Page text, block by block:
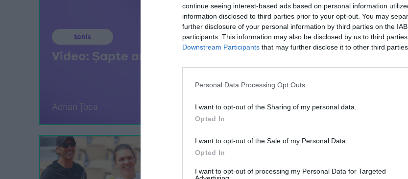
continue seeing interest-based ads based on personal information
information disclosed to third parties prior to your opt-out. You may
further disclosure of your personal information by third parties on the
participants. This information may also be disclosed by us to third
Downstream Participants that may further disclose it to other third parties.
Personal Data Processing Opt Outs
I want to opt-out of the Sharing of my personal data.
Opted In
I want to opt-out of the Sale of my Personal Data.
Opted In
I want to opt-out of processing my Personal Data for Targeted
tenis
Video: Șapte amintiri la cald despre sezonul de tenis 2018
Adrian Țoca